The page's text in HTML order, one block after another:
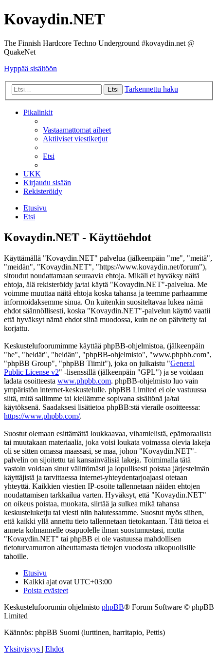
Kovaydin.NET
The Finnish Hardcore Techno Underground #kovaydin.net @
QuakeNet
Hyppää sisältöön
Etsi Tarkennettu haku
Pikalinkit
Vastaamattomat aiheet
Aktiiviset viestiketjut
Etsi
UKK
Kirjaudu sisään
Rekisteröidy
Etusivu
Etsi
Kovaydin.NET - Käyttöehdot
Käyttämällä "Kovaydin.NET" palvelua (jälkeenpäin "me", "meitä",
"meidän", "Kovaydin.NET", "https://www.kovaydin.net/forum"),
sitoudut noudattamaan seuraavia ehtoja. Mikäli et hyväksy näitä
ehtoja, älä rekisteröidy ja/tai käytä "Kovaydin.NET"-palvelua. Me
voimme muuttaa näitä ehtoja koska tahansa ja teemme parhaamme
informoidaksemme sinua. On kuitenkin suositeltavaa lukea nämä
ehdot säännöllisesti, koska "Kovaydin.NET"-palvelun käyttö vaatii
että hyväksyt nämä ehdot siinä muodossa, kuin ne on päivitetty tai
korjattu.
Keskustelufoorumimme käyttää phpBB-ohjelmistoa, (jälkeenpäin
"he", "heidät", "heidän", "phpBB-ohjelmisto", "www.phpbb.com",
"phpBB Group", "phpBB Tiimit"), joka on julkaistu "General
Public License v2" -lisenssillä (jälkeenpäin "GPL") ja se voidaan
ladata osoitteesta www.phpbb.com. phpBB-ohjelmisto luo vain
ympäristön internet-keskustelulle. phpBB Limited ei ole vastuussa
siitä, mitä sallimme tai kiellämme sopivana sisältönä ja/tai
käytöksenä. Saadaksesi lisätietoa phpBB:stä vieraile osoitteessa:
https://www.phpbb.com/.
Suostut olemaan esittämättä loukkaavaa, vihamielistä, epämoraalista
tai muutakaan materiaalia, joka voisi loukata voimassa olevia lakeja
oli se sitten omassa maassasi, se maa, johon "Kovaydin.NET"-
palvelin on sijoitettu tai kansainvälisiä lakeja. Toimimalla tätä
vastoin voidaan sinut välittömästi ja lopullisesti poistaa järjestelmän
käyttäjistä ja tarvittaessa internet-yhteydentarjoajaasi otetaan
yhteyttä. Kaikkien viestien IP-osoite tallennetaan näiden ehtojen
noudattamisen tarkkailua varten. Hyväksyt, että "Kovaydin.NET"
on oikeus poistaa, muokata, siirtää ja sulkea mikä tahansa
keskusteluketju tai viesti niin halutessamme. Suostut myös siihen,
että kaikki yllä annettu tieto tallennetaan tietokantaan. Tätä tietoa ei
anneta kolmannelle osapuolelle ilman suostumustasi, mutta
"Kovaydin.NET" tai phpBB ei ole vastuussa mahdollisen
tietoturvamurron aiheuttamasta tietojen vuodosta ulkopuolisille
tahoille.
Etusivu
Kaikki ajat ovat UTC+03:00
Poista evästeet
Keskustelufoorumin ohjelmisto phpBB® Forum Software © phpBB
Limited
Käännös: phpBB Suomi (lurttinen, harritapio, Pettis)
Yksityisyys | Ehdot